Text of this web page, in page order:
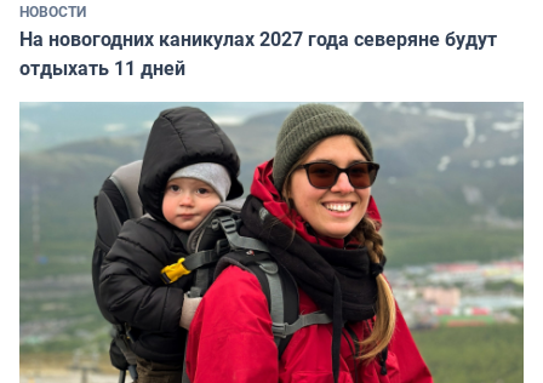
НОВОСТИ
На новогодних каникулах 2027 года северяне будут
отдыхать 11 дней